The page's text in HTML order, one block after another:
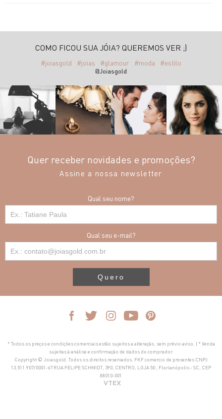
COMO FICOU SUA JÓIA? QUEREMOS VER ;)
#joiasgold #joias #glamour #moda #estilo
@Joiasgold
Quer receber novidades e promoções?
Assine a nossa newsletter
Qual seu nome?
Qual seu e-mail?
Quero
* Todos os preços e condições comerciais estão sujeitos a alteração, sem prévio aviso. | * Venda
sujeitas à análise e confirmação de dados do comprador.
Copyright © Joiasgold. Todos os direitos reservados. FKF comercio de presentes CNPJ
13.511.907/0001-67 RUA FELIPE SCHMIDT, 390, CENTRO, LOJA 50 , Florianópolis - SC, CEP
88010-001
VTEX